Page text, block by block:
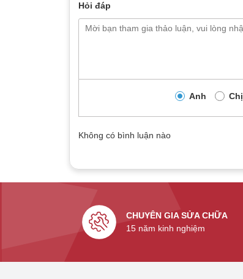
Hỏi đáp
Anh Chị
Không có bình luận nào
CHUYÊN GIA SỬA CHỮA
15 năm kinh nghiệm